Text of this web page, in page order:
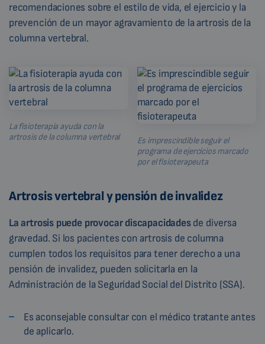
recomendaciones sobre el estilo de vida, el ejercicio y la
prevención de un mayor agravamiento de la artrosis de la
columna vertebral.
La fisioterapia ayuda con la
artrosis de la columna vertebral
Es imprescindible seguir el
programa de ejercicios marcado
por el fisioterapeuta
Artrosis vertebral y pensión de invalidez
La artrosis puede provocar discapacidadesde diversa
gravedad. Si los pacientes con artrosis de columna
cumplen todos los requisitos para tener derecho a una
pensión de invalidez, pueden solicitarla en la
Administración de la Seguridad Social del Distrito (SSA).
Es aconsejable consultar con el médico tratante antes
de aplicarlo.